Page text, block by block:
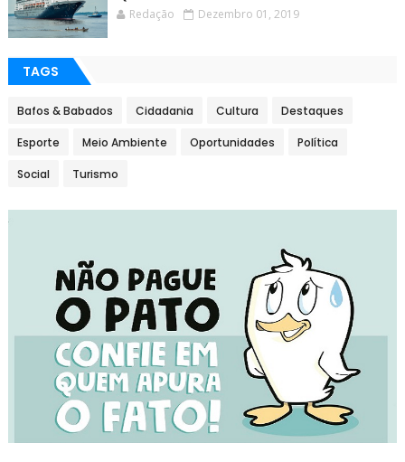
Redação Dezembro 01, 2019
TAGS
Bafos & Babados Cidadania Cultura Destaques
Esporte Meio Ambiente Oportunidades Política
Social Turismo